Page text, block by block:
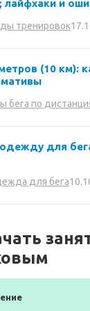
лайфхаки и
тренировок
(10 км):
бега по
для
для бега